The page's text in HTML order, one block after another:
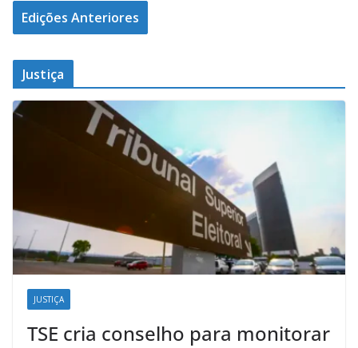
Edições Anteriores
Justiça
JUSTIÇA
TSE cria conselho para monitorar